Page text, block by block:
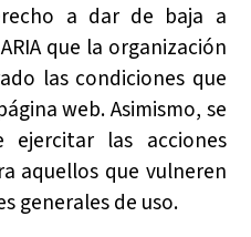
a dar de baja a
que la organización
las condiciones que
web. Asimismo, se
ejercitar las acciones
aquellos que vulneren
generales de uso.